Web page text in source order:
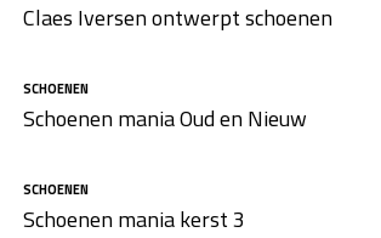
Claes Iversen ontwerpt schoenen
SCHOENEN
Schoenen mania Oud en Nieuw
SCHOENEN
Schoenen mania kerst 3